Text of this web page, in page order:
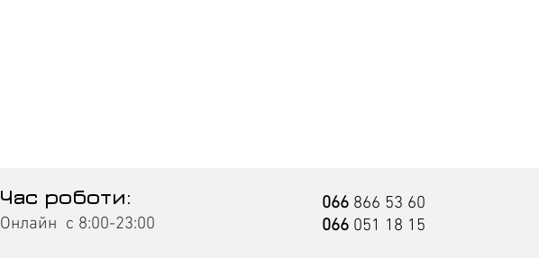
Анатомический эффект
Час роботи:
Онлайн с 8:00-23:00
066 866 53 60
066 051 18 15